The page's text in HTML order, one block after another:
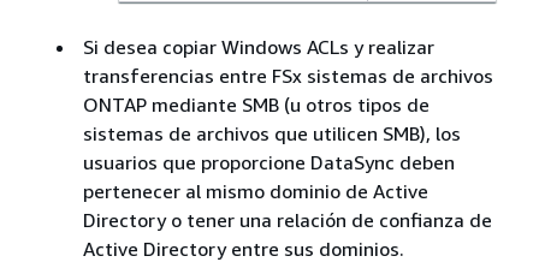
Si desea copiar Windows ACLs y realizar
transferencias entre FSx sistemas de archivos
ONTAP mediante SMB (u otros tipos de
sistemas de archivos que utilicen SMB), los
usuarios que proporcione DataSync deben
pertenecer al mismo dominio de Active
Directory o tener una relación de confianza de
Active Directory entre sus dominios.